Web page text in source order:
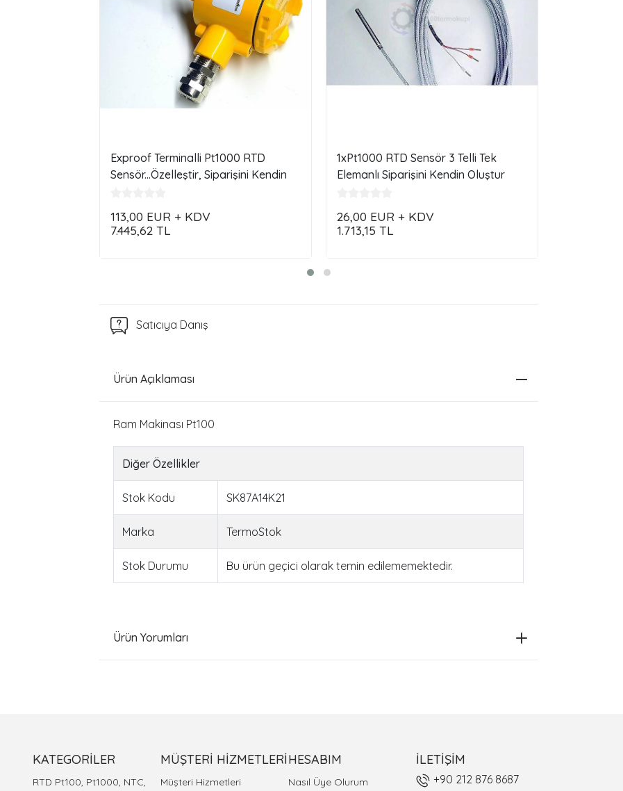
Exproof Terminalli Pt1000 RTD
Sensör...Özelleştir, Siparişini Kendin
113,00 EUR + KDV
7.445,62TL
1xPt1000 RTD Sensör 3 Telli Tek
Elemanlı Siparişini Kendin Oluştur
26,00 EUR + KDV
1.713,15TL
Satıcıya Danış
Ürün Açıklaması
Ram Makinası Pt100
Diğer Özellikler
Stok Kodu SK87A14K21
Marka TermoStok
Stok Durumu Bu ürün geçici olarak temin edilememektedir.
Ürün Yorumları
KATEGORİLER
RTD Pt100, Pt1000, NTC,
MÜŞTERİ HİZMETLERİ
Müşteri Hizmetleri
HESABIM
Nasıl Üye Olurum
İLETİŞİM
+90 212 876 8687